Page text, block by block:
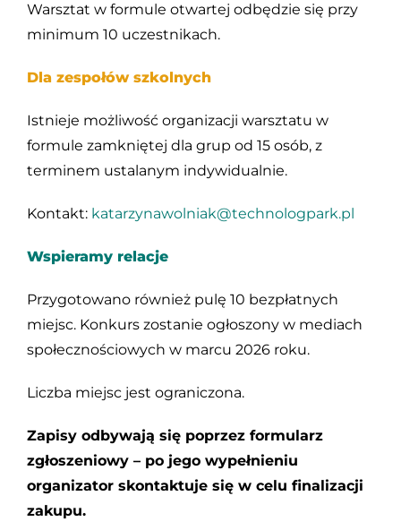
Warsztat w formule otwartej odbędzie się przy
minimum 10 uczestnikach.
Dla zespołów szkolnych
Istnieje możliwość organizacji warsztatu w
formule zamkniętej dla grup od 15 osób, z
terminem ustalanym indywidualnie.
Kontakt: katarzynawolniak@technologpark.pl
Wspieramy relacje
Przygotowano również pulę 10 bezpłatnych
miejsc. Konkurs zostanie ogłoszony w mediach
społecznościowych w marcu 2026 roku.
Liczba miejsc jest ograniczona.
Zapisy odbywają się poprzez formularz
zgłoszeniowy – po jego wypełnieniu
organizator skontaktuje się w celu finalizacji
zakupu.